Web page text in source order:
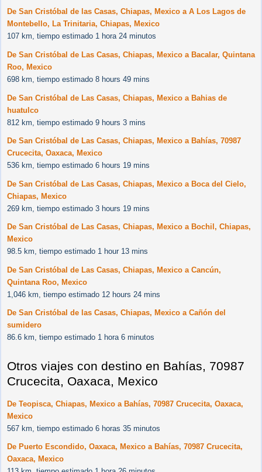
De San Cristóbal de las Casas, Chiapas, Mexico a A Los Lagos de
Montebello, La Trinitaria, Chiapas, Mexico
107 km, tiempo estimado 1 hora 24 minutos
De San Cristóbal de Las Casas, Chiapas, Mexico a Bacalar, Quintana
Roo, Mexico
698 km, tiempo estimado 8 hours 49 mins
De San Cristóbal de Las Casas, Chiapas, Mexico a Bahias de
huatulco
812 km, tiempo estimado 9 hours 3 mins
De San Cristóbal de Las Casas, Chiapas, Mexico a Bahías, 70987
Crucecita, Oaxaca, Mexico
536 km, tiempo estimado 6 hours 19 mins
De San Cristóbal de Las Casas, Chiapas, Mexico a Boca del Cielo,
Chiapas, Mexico
269 km, tiempo estimado 3 hours 19 mins
De San Cristóbal de Las Casas, Chiapas, Mexico a Bochil, Chiapas,
Mexico
98.5 km, tiempo estimado 1 hour 13 mins
De San Cristóbal de Las Casas, Chiapas, Mexico a Cancún,
Quintana Roo, Mexico
1,046 km, tiempo estimado 12 hours 24 mins
De San Cristóbal de las Casas, Chiapas, Mexico a Cañón del
sumidero
86.6 km, tiempo estimado 1 hora 6 minutos
Otros viajes con destino en Bahías, 70987
Crucecita, Oaxaca, Mexico
De Teopisca, Chiapas, Mexico a Bahías, 70987 Crucecita, Oaxaca,
Mexico
567 km, tiempo estimado 6 horas 35 minutos
De Puerto Escondido, Oaxaca, Mexico a Bahías, 70987 Crucecita,
Oaxaca, Mexico